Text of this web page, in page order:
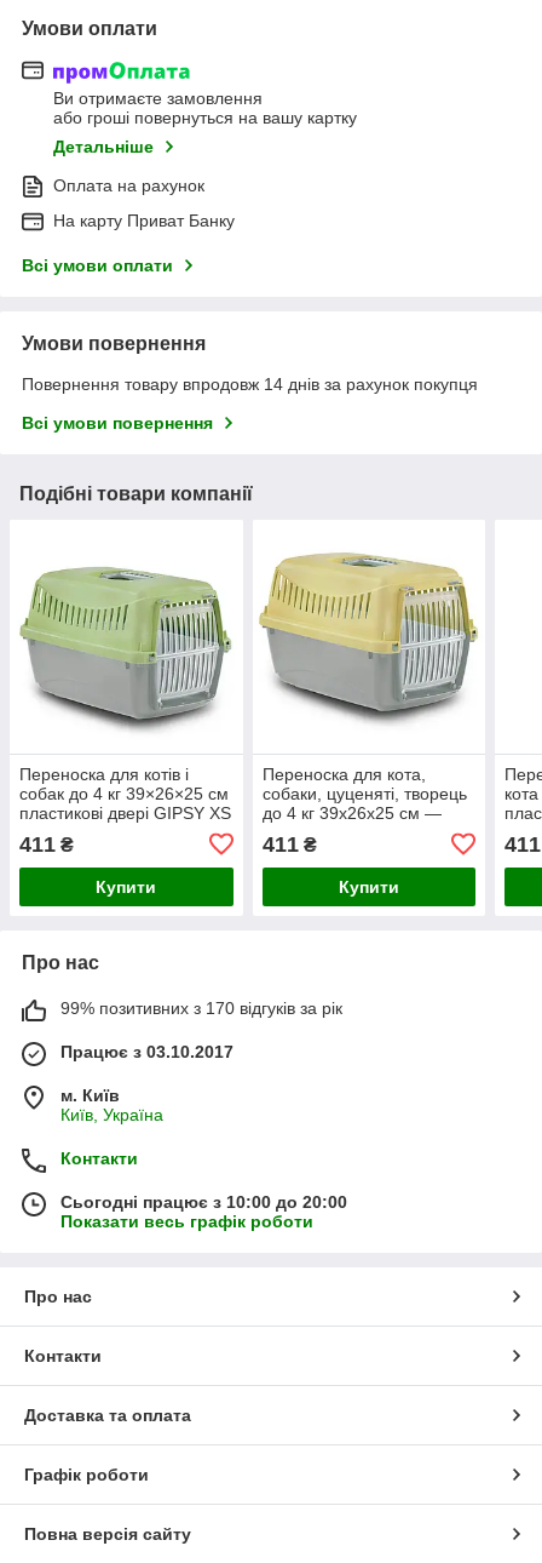
Умови оплати
Ви отримаєте замовлення
або гроші повернуться на вашу картку
Детальніше
Оплата на рахунок
На карту Приват Банку
Всі умови оплати
Умови повернення
Повернення товару впродовж 14 днів за рахунок покупця
Всі умови повернення
Подібні товари компанії
Переноска для котів і
собак до 4 кг 39×26×25 см
пластикові двері GIPSY XS
411 ₴
Купити
Переноска для кота,
собаки, цуценяті, творець
до 4 кг 39x26x25 см —
пластикові двері
411₴
Купити
411
Про нас
99% позитивних з 170 відгуків за рік
Працює з 03.10.2017
м. Київ
Київ, Україна
Контакти
Сьогодні працює з 10:00 до 20:00
Показати весь графік роботи
Про нас
Контакти
Доставка та оплата
Графік роботи
Повна версія сайту